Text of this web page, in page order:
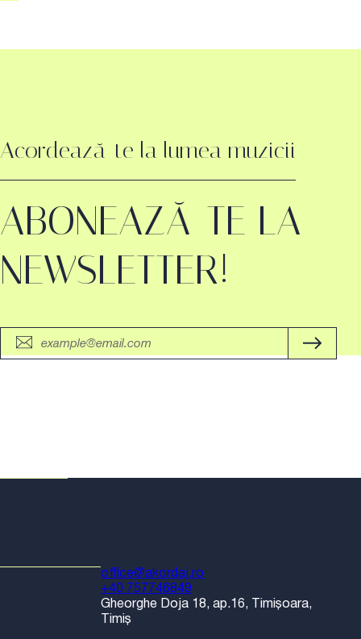
Acordează-te la lumea muzicii
ABONEAZĂ-TE LA
NEWSLETTER!
office@akordaj.ro
+40 757746849
Gheorghe Doja 18, ap.16, Timișoara,
Timiș